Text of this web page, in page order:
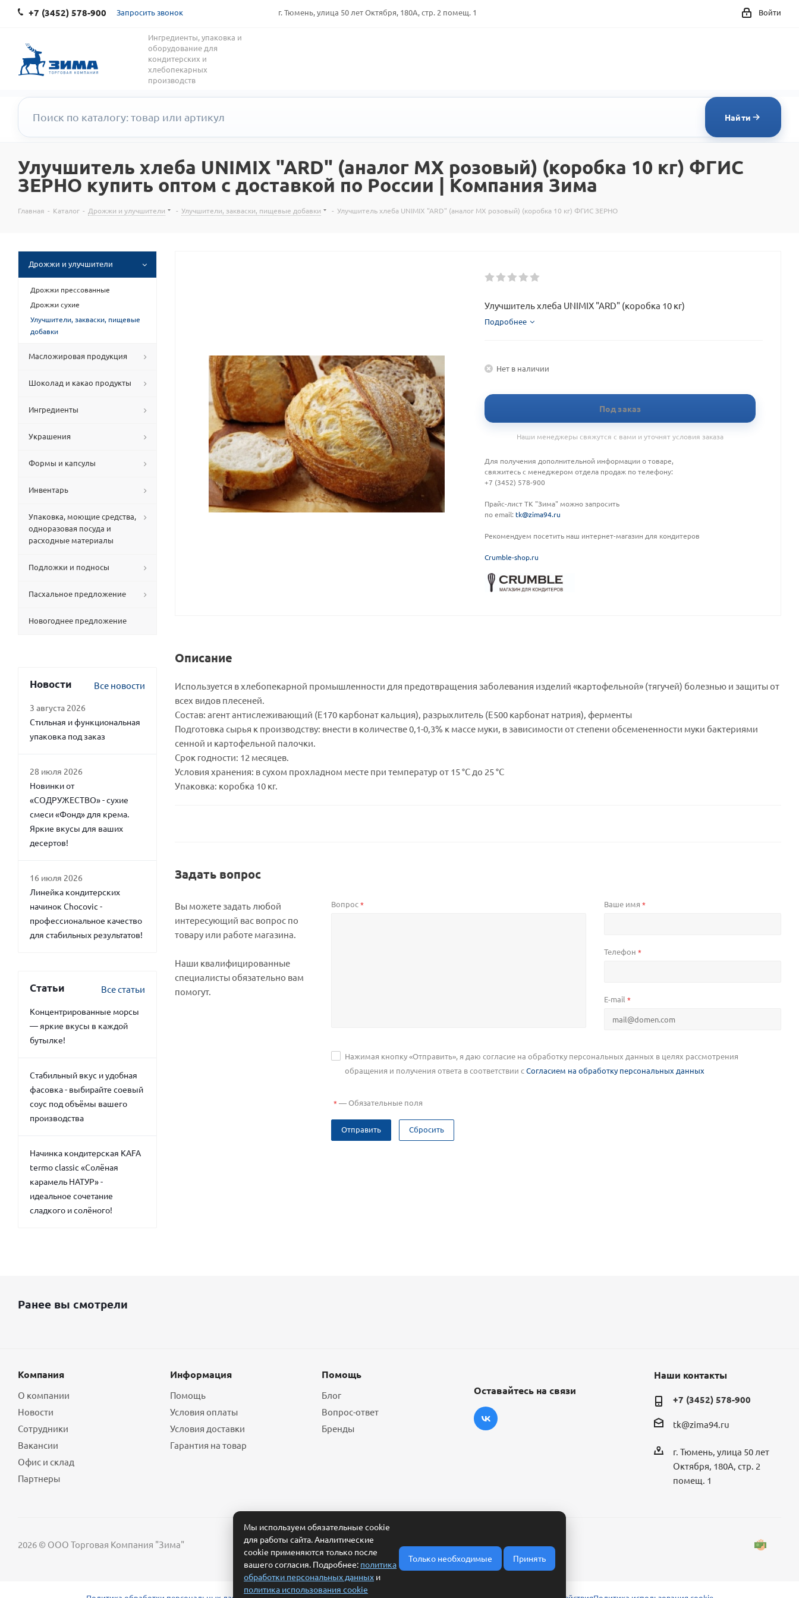
+7 (3452) 578-900 Запросить звонок г. Тюмень, улица 50 лет Октября, 180А, стр. 2 помещ. 1 Войти
Ингредиенты, упаковка и
оборудование для
кондитерских и
хлебопекарных
производств
Найти
Улучшитель хлеба UNIMIX "ARD" (аналог МХ розовый) (коробка 10 кг) ФГИС
ЗЕРНО купить оптом с доставкой по России | Компания Зима
Главная - Каталог - Дрожжи и улучшители - Улучшители, закваски, пищевые добавки - Улучшитель хлеба UNIMIX "ARD" (аналог МХ розовый) (коробка 10 кг) ФГИС ЗЕРНО
Улучшитель хлеба UNIMIX "ARD" (коробка 10 кг)
Подробнее
Нет в наличии
Под заказ
Наши менеджеры свяжутся с вами и уточнят условия заказа
Для получения дополнительной информации о товаре,
свяжитесь с менеджером отдела продаж по телефону:
+7 (3452) 578-900
Прайс-лист ТК "Зима" можно запросить
по email: tk@zima94.ru
Рекомендуем посетить наш интернет-магазин для кондитеров
Crumble-shop.ru
Описание
Используется в хлебопекарной промышленности для предотвращения заболевания изделий «картофельной» (тягучей) болезнью и защиты от
всех видов плесеней.
Состав: агент антислеживающий (Е170 карбонат кальция), разрыхлитель (Е500 карбонат натрия), ферменты
Подготовка сырья к производству: внести в количестве 0,1-0,3% к массе муки, в зависимости от степени обсемененности муки бактериями
сенной и картофельной палочки.
Срок годности: 12 месяцев.
Условия хранения: в сухом прохладном месте при температур от 15 °С до 25 °С
Упаковка: коробка 10 кг.
Задать вопрос
Вы можете задать любой
интересующий вас вопрос по
товару или работе магазина.
Наши квалифицированные
специалисты обязательно вам
помогут.
Вопрос* Ваше имя *
Телефон *
E-mail *
Нажимая кнопку «Отправить», я даю согласие на обработку персональных данных в целях рассмотрения
обращения и получения ответа в соответствии сСогласием на обработку персональных данных
*—Обязательные поля
Отправить Сбросить
Дрожжи и улучшители
Дрожжи прессованные
Дрожжи сухие
Улучшители, закваски, пищевые
добавки
Масложировая продукция
Шоколад и какао продукты
Ингредиенты
Украшения
Формы и капсулы
Инвентарь
Упаковка, моющие средства,
одноразовая посуда и
расходные материалы
Подложки и подносы
Пасхальное предложение
Новогоднее предложение
Новости Все новости
3 августа 2026
Стильная и функциональная
упаковка под заказ
28 июля 2026
Новинки от
«СОДРУЖЕСТВО» - сухие
смеси «Фонд» для крема.
Яркие вкусы для ваших
десертов!
16 июля 2026
Линейка кондитерских
начинок Chocovic -
профессиональное качество
для стабильных результатов!
Статьи Все статьи
Концентрированные морсы
— яркие вкусы в каждой
бутылке!
Стабильный вкус и удобная
фасовка - выбирайте соевый
соус под объёмы вашего
производства
Начинка кондитерская KAFA
termo classic «Солёная
карамель НАТУР» -
идеальное сочетание
сладкого и солёного!
Ранее вы смотрели
Компания
О компании
Новости
Сотрудники
Вакансии
Офис и склад
Партнеры
Информация
Помощь
Условия оплаты
Условия доставки
Гарантия на товар
Помощь
Блог
Вопрос-ответ
Бренды
Оставайтесь на связи
Наши контакты
+7 (3452) 578-900
tk@zima94.ru
г. Тюмень, улица 50 лет
Октября, 180А, стр. 2
помещ. 1
2026 © ООО Торговая Компания "Зима"
Мы используем обязательные cookie
для работы сайта. Аналитические
cookie применяются только после
вашего согласия. Подробнее: политика
обработки персональных данных и
политика использования cookie
Только необходимые Принять